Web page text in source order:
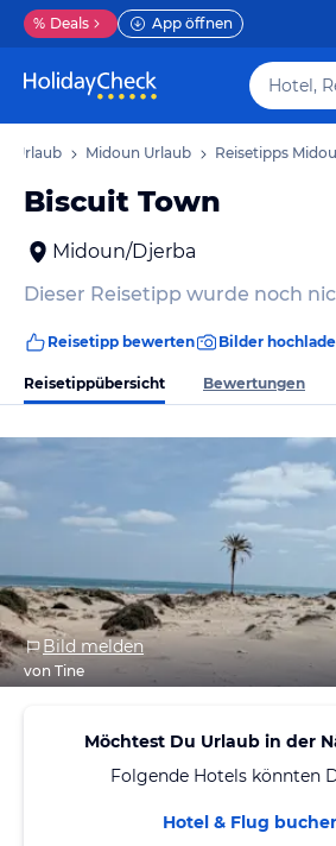
% Deals App öffnen
Urlaub Midoun Urlaub Reisetipps
Biscuit Town
Midoun/Djerba
Dieser Reisetipp wurde noch
Reisetipp bewerten Bilder
Reisetippübersicht Bewertungen
Bild melden
von Tine
Möchtest Du Urlaub in der
Folgende Hotels könnten
Hotel & Flug